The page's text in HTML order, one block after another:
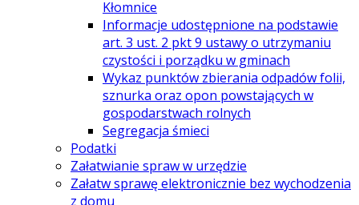
Kłomnice
Informacje udostępnione na podstawie
art. 3 ust. 2 pkt 9 ustawy o utrzymaniu
czystości i porządku w gminach
Wykaz punktów zbierania odpadów folii,
sznurka oraz opon powstających w
gospodarstwach rolnych
Segregacja śmieci
Podatki
Załatwianie spraw w urzędzie
Załatw sprawę elektronicznie bez wychodzenia
z domu